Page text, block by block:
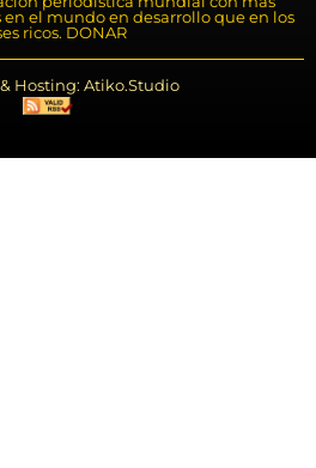
en el mundo en desarrollo que en los
ricos. DONAR
Hosting: Atiko.Studio